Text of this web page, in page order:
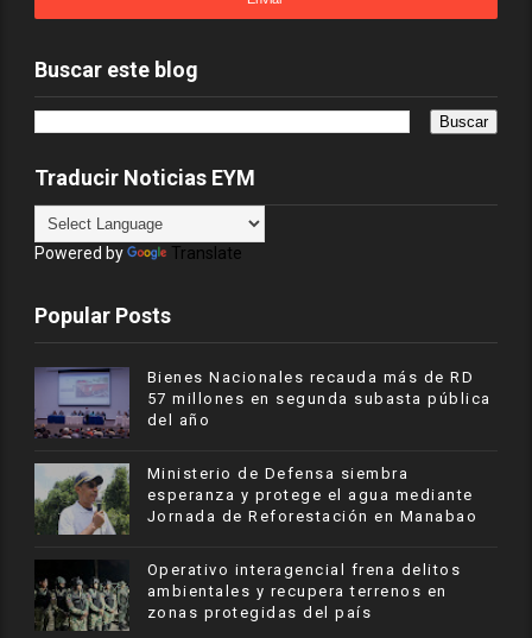
Buscar este blog
Traducir Noticias EYM
Powered by Translate
Popular Posts
Bienes Nacionales recauda más de RD
57 millones en segunda subasta pública
del año
Ministerio de Defensa siembra
esperanza y protege el agua mediante
Jornada de Reforestación en Manabao
Operativo interagencial frena delitos
ambientales y recupera terrenos en
zonas protegidas del país